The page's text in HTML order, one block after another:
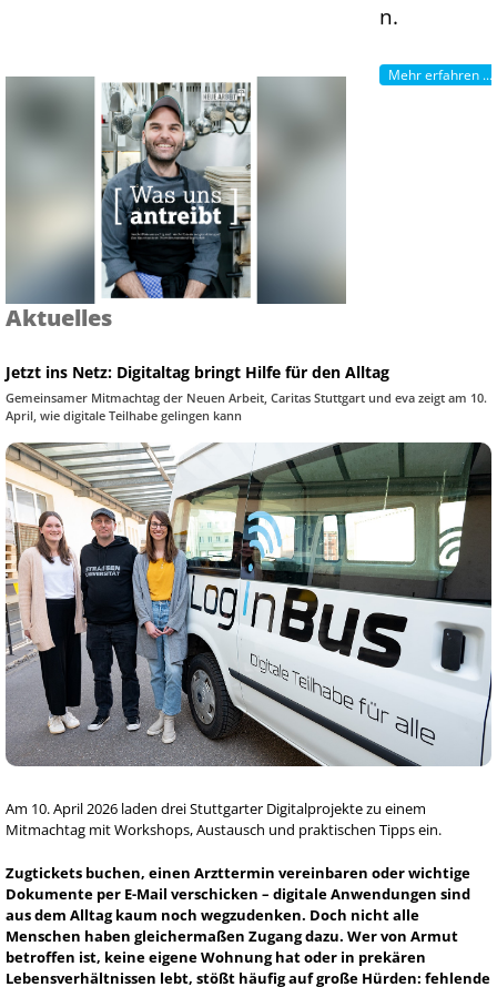
n.
Mehr erfahren ...
Aktuelles
Jetzt ins Netz: Digitaltag bringt Hilfe für den Alltag
Gemeinsamer Mitmachtag der Neuen Arbeit, Caritas Stuttgart und eva zeigt am 10.
April, wie digitale Teilhabe gelingen kann
Am 10. April 2026 laden drei Stuttgarter Digitalprojekte zu einem
Mitmachtag mit Workshops, Austausch und praktischen Tipps ein.
Zugtickets buchen, einen Arzttermin vereinbaren oder wichtige
Dokumente per E-Mail verschicken – digitale Anwendungen sind
aus dem Alltag kaum noch wegzudenken. Doch nicht alle
Menschen haben gleichermaßen Zugang dazu. Wer von Armut
betroffen ist, keine eigene Wohnung hat oder in prekären
Lebensverhältnissen lebt, stößt häufig auf große Hürden: fehlende